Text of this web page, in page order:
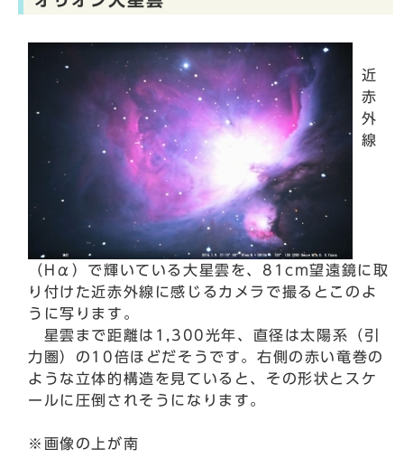
近
赤
外
線
（Hα）で輝いている大星雲を、81cm望遠鏡に取
り付けた近赤外線に感じるカメラで撮るとこのよ
うに写ります。
星雲まで距離は1,300光年、直径は太陽系（引
力圏）の10倍ほどだそうです。右側の赤い竜巻の
ような立体的構造を見ていると、その形状とスケ
ールに圧倒されそうになります。
※画像の上が南